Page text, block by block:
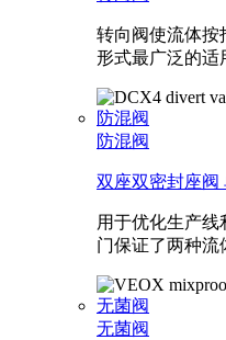
转向阀使流体按
形式最广泛的适
防混阀
防混阀
双座双密封座阀
用于优化生产
门保证了两种流
无菌阀
无菌阀